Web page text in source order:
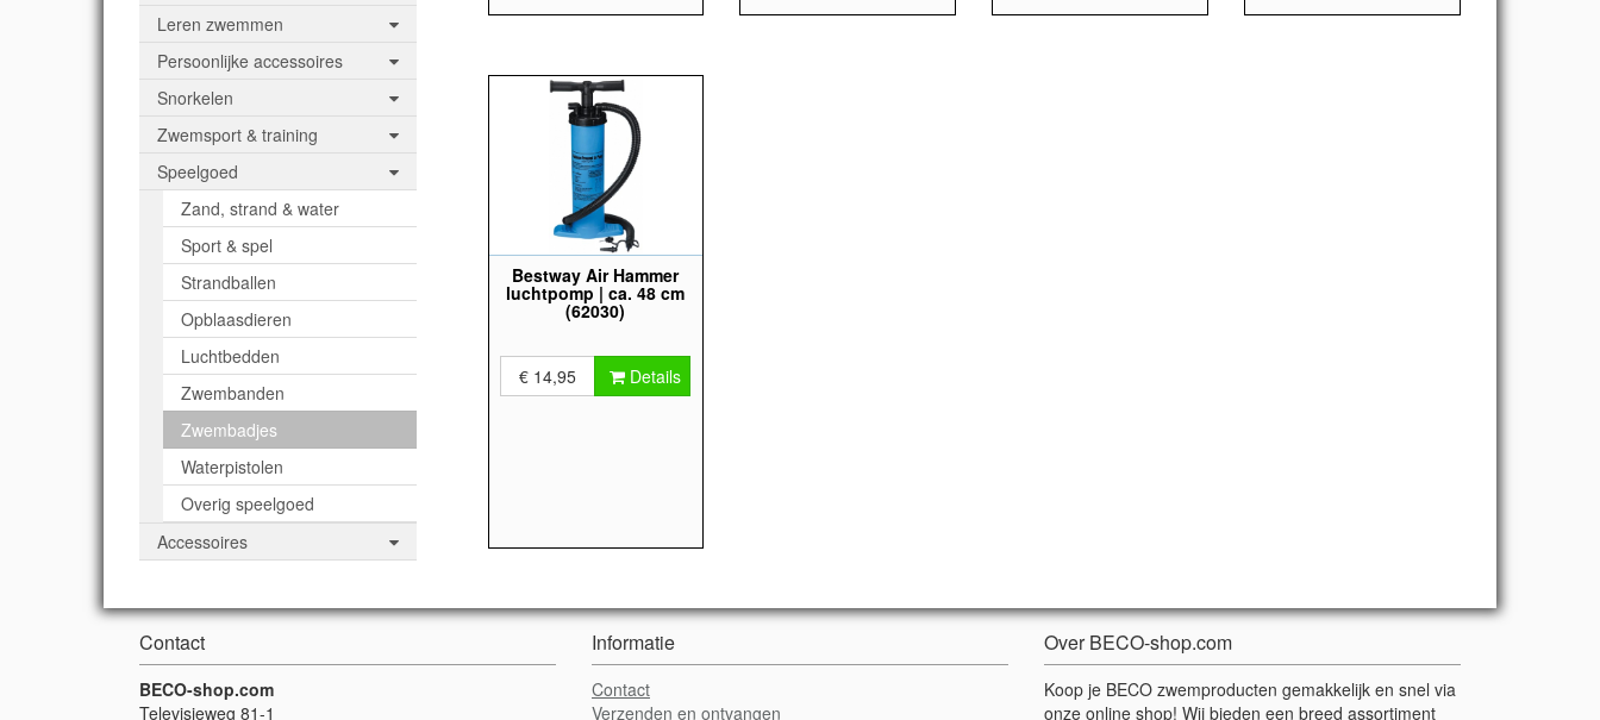
Leren zwemmen
Persoonlijke accessoires
Snorkelen
Zwemsport & training
Speelgoed
Zand, strand & water
Sport & spel
Strandballen
Opblaasdieren
Luchtbedden
Zwembanden
Zwembadjes
Waterpistolen
Overig speelgoed
Accessoires
Bestway Air Hammer
luchtpomp | ca. 48 cm
(62030)
€ 14,95 Details
Contact
BECO-shop.com
Televisieweg 81-1
Informatie
Contact
Verzenden en ontvangen
Over BECO-shop.com
Koop je BECO zwemproducten gemakkelijk en snel via
onze online shop! Wij bieden een breed assortiment